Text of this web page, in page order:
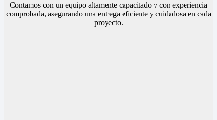
Contamos con un equipo altamente capacitado y con experiencia
comprobada, asegurando una entrega eficiente y cuidadosa en cada
proyecto.